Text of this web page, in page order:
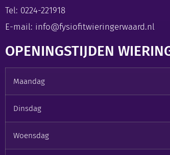
Tel: 0224-221918
E-mail: info@fysiofitwieringerwaard.nl
OPENINGSTIJDEN
Maandag
Dinsdag
Woensdag